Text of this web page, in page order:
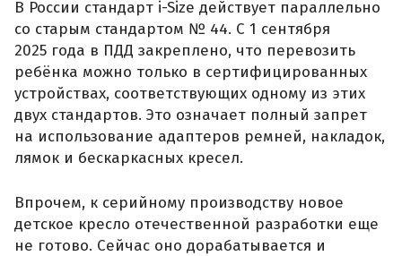
В России стандарт i-Size действует параллельно
со старым стандартом № 44. С 1 сентября
2025 года в ПДД закреплено, что перевозить
ребёнка можно только в сертифицированных
устройствах, соответствующих одному из этих
двух стандартов. Это означает полный запрет
на использование адаптеров ремней, накладок,
лямок и бескаркасных кресел.
Впрочем, к серийному производству новое
детское кресло отечественной разработки еще
не готово. Сейчас оно дорабатывается и